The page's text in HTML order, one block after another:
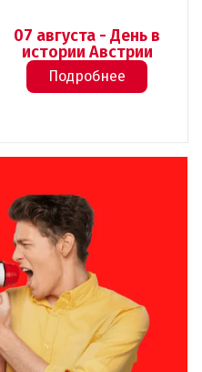
07 августа - День в
истории Австрии
Подробнее